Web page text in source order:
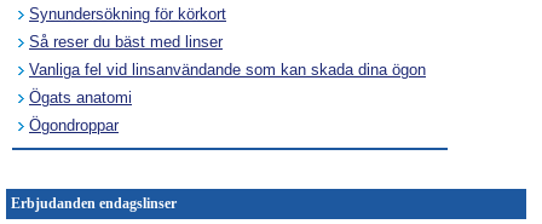
Synundersökning för körkort
Så reser du bäst med linser
Vanliga fel vid linsanvändande som kan skada dina ögon
Ögats anatomi
Ögondroppar
Erbjudanden endagslinser